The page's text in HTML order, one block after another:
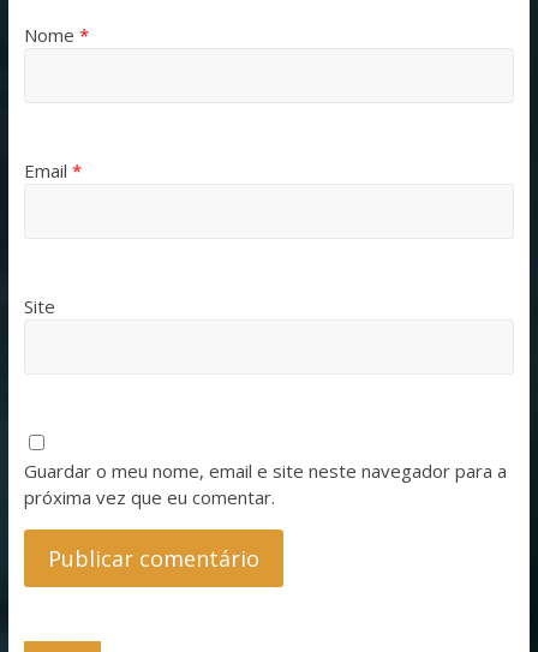
Nome *
Email *
Site
Guardar o meu nome, email e site neste navegador para a
próxima vez que eu comentar.